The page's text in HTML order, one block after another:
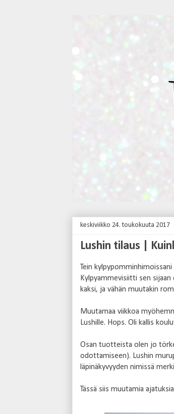
keskiviikko 24. toukokuuta 2017
Lushin tilaus |
Tein kylpypomminhimoissani
Kylpyammevisiitti sen
kaksi, ja vähän muutakin
Muutamaa viikkoa
Lushille. Hops. Oli kallis
Osan tuotteista olen jo
odottamiseen). Lushin
läpinäkyvyyden nimissä
Tässä siis muutamia